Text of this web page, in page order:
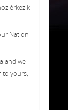
érkezik
Nation
and we
to yours,